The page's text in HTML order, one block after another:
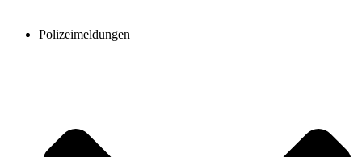
Polizeimeldungen